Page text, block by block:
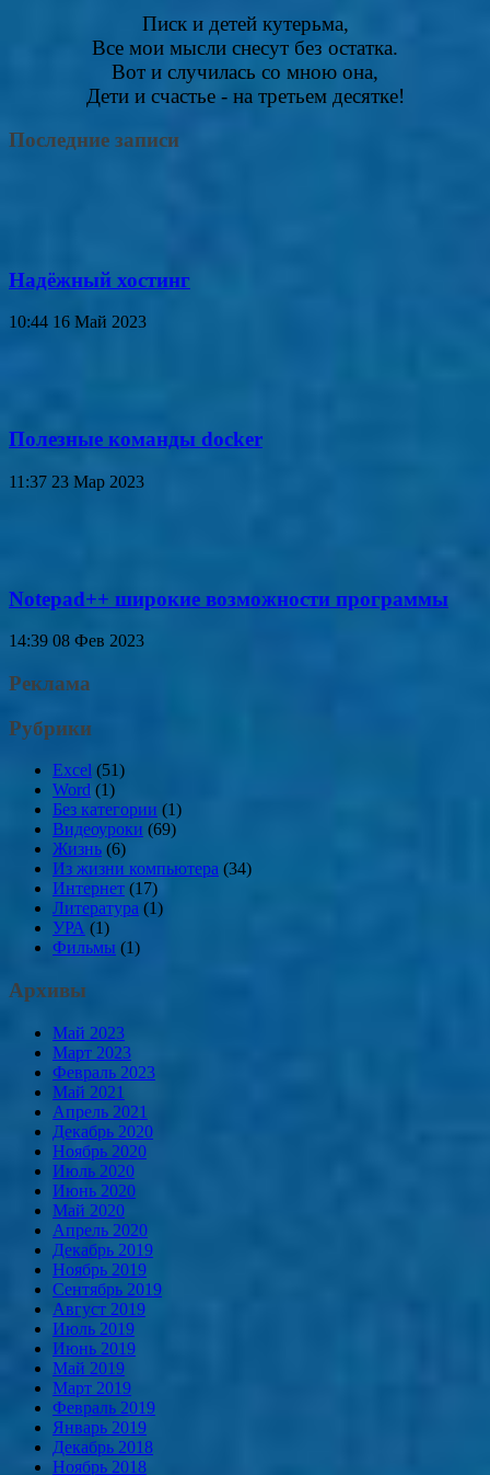
Писк и детей кутерьма,
Все мои мысли снесут без остатка.
Вот и случилась со мною она,
Дети и счастье - на третьем десятке!
Последние записи
Надёжный хостинг
10:44 16 Май 2023
Полезные команды docker
11:37 23 Мар 2023
Notepad++ широкие возможности программы
14:39 08 Фев 2023
Реклама
Рубрики
Excel (51)
Word (1)
Без категории (1)
Видеоуроки (69)
Жизнь (6)
Из жизни компьютера (34)
Интернет (17)
Литература (1)
УРА (1)
Фильмы (1)
Архивы
Май 2023
Март 2023
Февраль 2023
Май 2021
Апрель 2021
Декабрь 2020
Ноябрь 2020
Июль 2020
Июнь 2020
Май 2020
Апрель 2020
Декабрь 2019
Ноябрь 2019
Сентябрь 2019
Август 2019
Июль 2019
Июнь 2019
Май 2019
Март 2019
Февраль 2019
Январь 2019
Декабрь 2018
Ноябрь 2018